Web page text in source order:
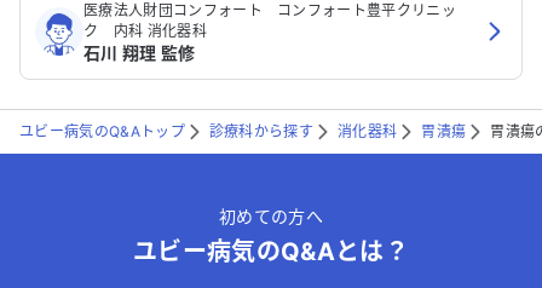
医療法人財団コンフォート コンフォート豊平クリニッ
ク 内科 消化器科
石川 翔理 監修
ユビー病気のQ&Aトップ 診療科から探す 消化器科 胃潰瘍 胃潰瘍
初めての方へ
ユビー病気のQ&Aとは？